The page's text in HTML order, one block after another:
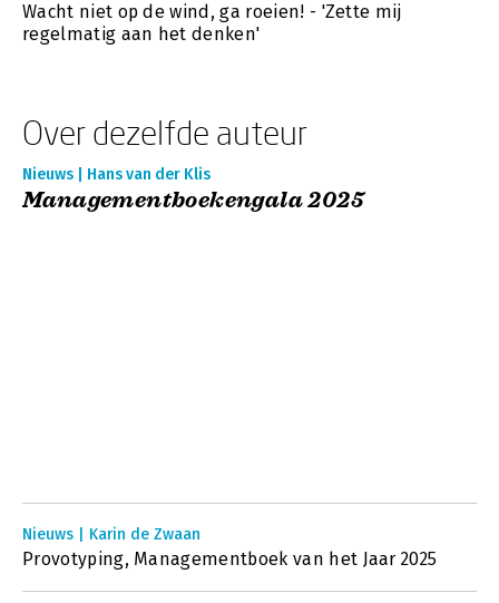
Wacht niet op de wind, ga roeien! - 'Zette mij
regelmatig aan het denken'
Over dezelfde auteur
Nieuws | Hans van der Klis
Managementboekengala 2025
Nieuws | Karin de Zwaan
Provotyping, Managementboek van het Jaar 2025